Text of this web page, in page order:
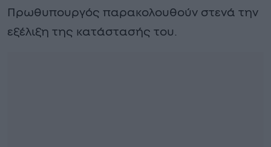
Πρωθυπουργός παρακολουθούν στενά την
εξέλιξη της κατάστασής του.